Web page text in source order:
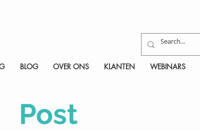
BLOG OVER ONS KLANTEN WEBINARS
Post